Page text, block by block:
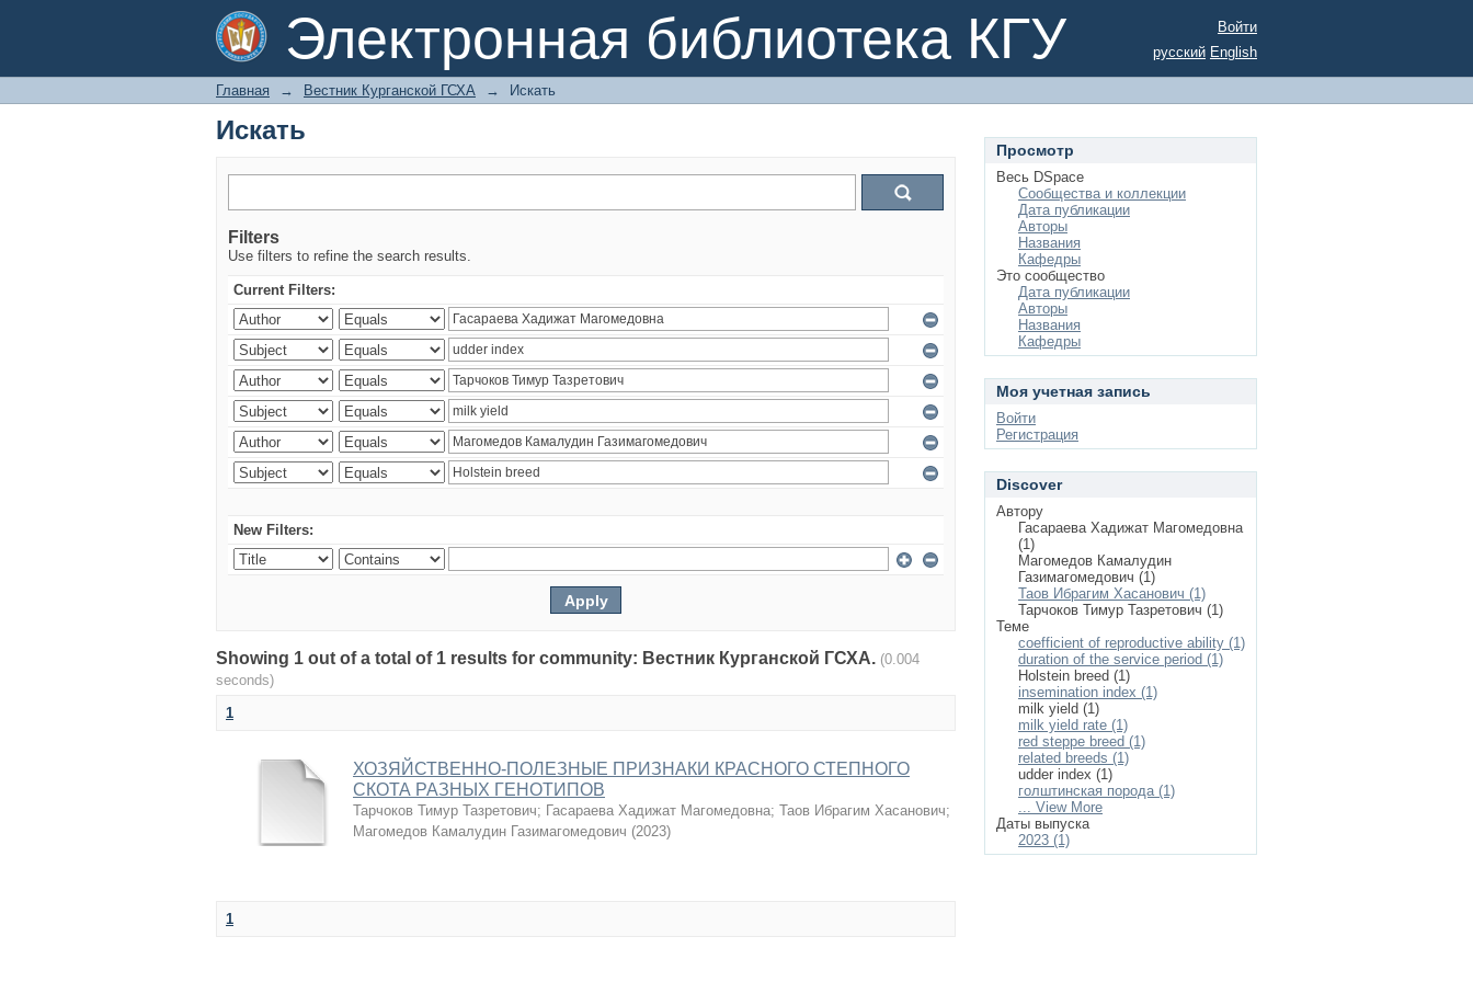
Электронная библиотека КГУ
Искать
Войти
русский English
Главная → Вестник Курганской ГСХА → Искать
Искать
Filters
Use filters to refine the search results.
Current Filters:
New Filters:
Showing 1 out of a total of 1 results for community: Вестник Курганской ГСХА. (0.004
seconds)
1
ХОЗЯЙСТВЕННО-ПОЛЕЗНЫЕ ПРИЗНАКИ КРАСНОГО СТЕПНОГО
СКОТА РАЗНЫХ ГЕНОТИПОВ
Тарчоков Тимур Тазретович; Гасараева Хадижат Магомедовна; Таов Ибрагим Хасанович;
Магомедов Камалудин Газимагомедович (2023)
1
Просмотр
Весь DSpace
Сообщества и коллекции
Дата публикации
Авторы
Названия
Кафедры
Это сообщество
Дата публикации
Авторы
Названия
Кафедры
Моя учетная запись
Войти
Регистрация
Discover
Автору
Гасараева Хадижат Магомедовна
(1)
Магомедов Камалудин
Газимагомедович (1)
Таов Ибрагим Хасанович (1)
Тарчоков Тимур Тазретович (1)
Теме
coefficient of reproductive ability (1)
duration of the service period (1)
Holstein breed (1)
insemination index (1)
milk yield (1)
milk yield rate (1)
red steppe breed (1)
related breeds (1)
udder index (1)
голштинская порода (1)
... View More
Даты выпуска
2023 (1)